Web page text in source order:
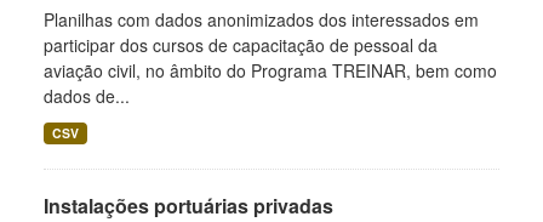
Planilhas com dados anonimizados dos interessados em
participar dos cursos de capacitação de pessoal da
aviação civil, no âmbito do Programa TREINAR, bem como
dados de...
CSV
Instalações portuárias privadas